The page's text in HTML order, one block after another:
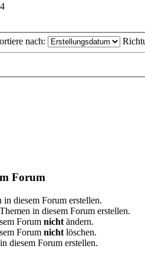
nach:
Forum
in diesem Forum erstellen.
in diesem Forum erstellen.
Forum nicht ändern.
Forum nicht löschen.
diesem Forum erstellen.